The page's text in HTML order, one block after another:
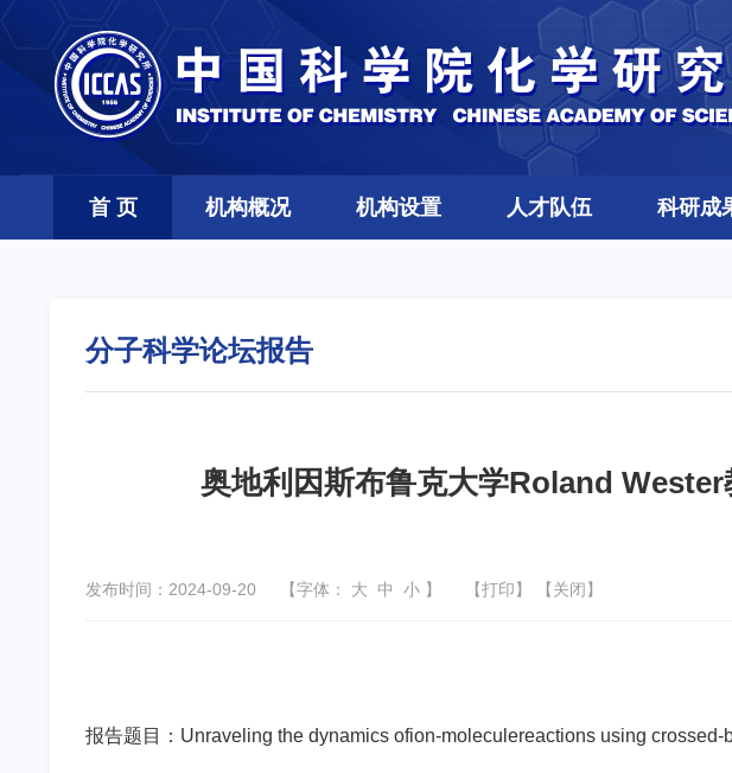
首 页 机构概况 机构设置 人才队伍 科研成
分子科学论坛报告
奥地利因斯布鲁克大学Roland
发布时间：2024-09-20 【字体： 大 中 小 】 【打印】 【关闭】
报告题目：Unraveling the dynamics ofion-moleculereactions using crossed-